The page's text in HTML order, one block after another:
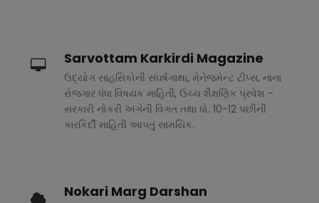
Sarvottam Karkirdi Magazine
ઉદ્યોગ સાહસિકોની સંઘર્ષગાથા, મેનેજમેન્ટ ટીપ્સ, નાના
રોજગાર ધંધા વિષયક માહિતી, ઉચ્ચ શૈક્ષણિક પ્રવેશ -
સરકારી નોકરી અંગેની વિગત તથા ધો. 10-12 પછીની
કારકિર્દી માહિતી આપતું સામયિક.
Nokari Marg Darshan